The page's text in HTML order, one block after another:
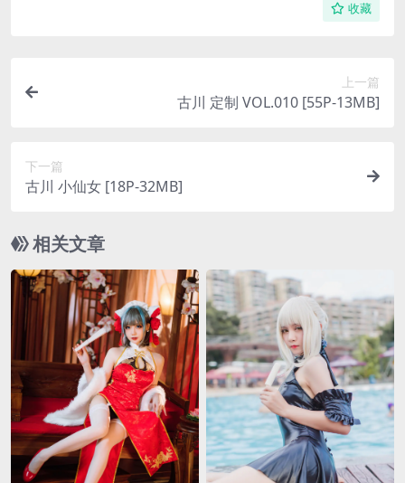
收藏
上一篇
古川 定制 VOL.010 [55P-13MB]
下一篇
古川 小仙女 [18P-32MB]
相关文章